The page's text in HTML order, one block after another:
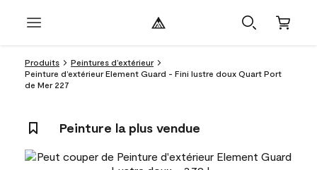
Produits
Peintures d’extérieur
Peinture d’extérieur Element Guard - Fini lustre doux Quart Port
de Mer 227
Peinture la plus vendue